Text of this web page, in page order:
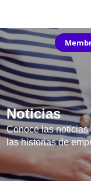
Noticias
Conoce las
las historias de